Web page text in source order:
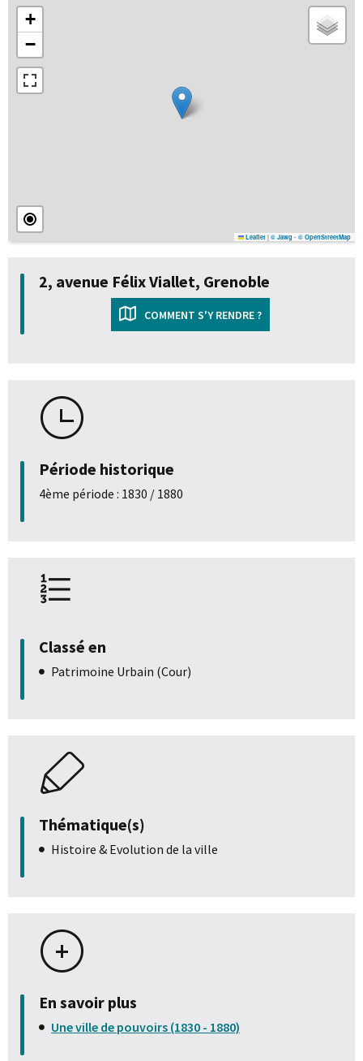
+
−
Leaflet | © Jawg - © OpenStreetMap
2, avenue Félix Viallet, Grenoble
COMMENT S'Y RENDRE ?
Période historique
4ème période : 1830 / 1880
Classé en
Patrimoine Urbain (Cour)
Thématique(s)
Histoire & Evolution de la ville
En savoir plus
Une ville de pouvoirs (1830 - 1880)